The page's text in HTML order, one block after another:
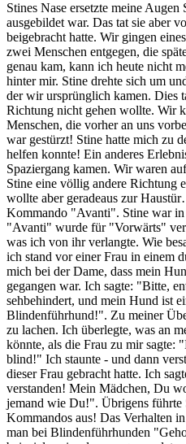
Stines Nase ersetzte meine
ausgebildet war. Das tat sie aber
beigebracht hatte. Wir gingen
zwei Menschen entgegen, die
genau kam, kann ich heute nicht
hinter mir. Stine drehte sich um
der wir ursprünglich kamen. Dies
Richtung nicht gehen wollte. Wir
Menschen, die vorher an uns
war gestürzt! Stine hatte mich zu
helfen konnte! Ein anderes
Spaziergang kamen. Wir waren
Stine eine völlig andere Richtung
wollte aber geradeaus zur
Kommando "Avanti". Stine war
"Avanti" wurde für "Vorwärts"
was ich von ihr verlangte. Wie
ich stand vor einer Frau in einem
mich bei der Dame, dass mein
gegangen war. Ich sagte: "Bitte,
sehbehindert, und mein Hund ist
Blindenführhund!". Zu meiner
zu lachen. Ich überlegte, was an
könnte, als die Frau zu mir sagte:
blind!" Ich staunte - und dann
dieser Frau gebracht hatte. Ich
verstanden! Mein Mädchen, Du
jemand wie Du!". Übrigens führte
Kommandos aus! Das Verhalten
man bei Blindenführhunden